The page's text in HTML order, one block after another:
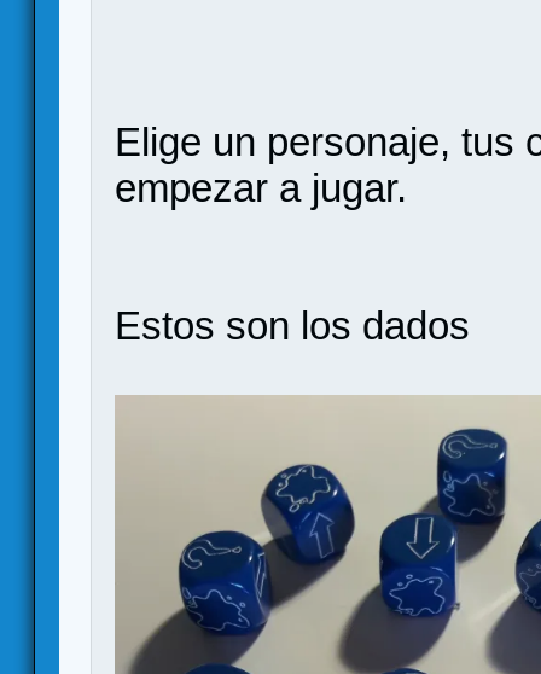
Elige un personaje, tus
empezar a jugar.
Estos son los dados